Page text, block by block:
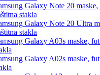
Galaxy Note 20
stakla
Galaxy Note 20 Ultra
stakla
Galaxy A03s maske,
Galaxy A02s maske,